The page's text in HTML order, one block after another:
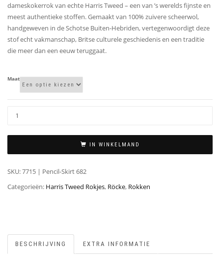
dameskokerrok van echte Harris Tweed – een van ’s werelds fijnste en
meest authentieke stoffen. Gemaakt van 100% zuivere scheerwol,
handgeweven in de Schotse Buiten-Hebriden, vertegenwoordigt deze
stof echt vakmanschap, Britse culturele geschiedenis en een traditie
die meer dan een eeuw teruggaat.
Maat
IN WINKELMAND
SKU:7715 | Pencil-Skirt 682
Categorieën: Harris Tweed Rokjes, Röcke, Rokken
BESCHRIJVING EXTRA INFORMATIE